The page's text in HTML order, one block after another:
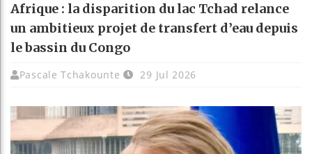
Afrique : la disparition du lac Tchad relance
un ambitieux projet de transfert d’eau depuis
le bassin du Congo
Pascale Tchakounte 29 Jul 2026